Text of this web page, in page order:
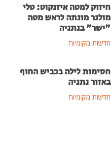
חיזוק למטה איזנקוט: טלי
מולנר מונתה לראש מטה
"ישר" בנתניה
חדשות מקומיות
חסימות לילה בכביש החוף
באזור נתניה
חדשות מקומיות